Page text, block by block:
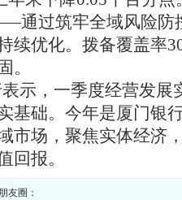
通过筑牢全域风险防
续优化。拨备覆盖率
。
示，一季度经营发展
基础。今年是厦门银
市场，聚焦实体经济
回报。
友圈：